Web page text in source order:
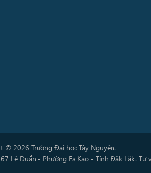
© 2026 Trường Đại học Tây Nguyên.
Lê Duẩn - Phường Ea Kao - Tỉnh Đăk Lăk.